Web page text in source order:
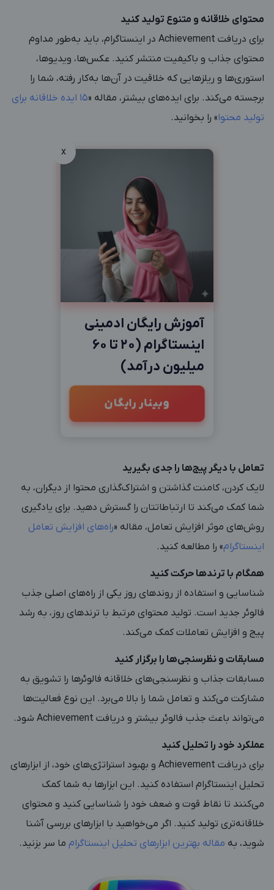
محتوای خلاقانه و متنوع تولید کنید
برای دریافت Achievement در اینستاگرام، باید به‌طور مداوم
محتوای جذاب و باکیفیت منتشر کنید. عکس‌ها، ویدیوها،
استوری‌ها و ریلزهایی که خلاقیت در آن‌ها به‌کار رفته، شما را
برجسته می‌کند. برای ایده‌های بیشتر، مقاله «
۱۵ ایده خلاقانه برای
تولید محتوا» را بخوانید.
x
آموزش رایگان ادمینی
اینستاگرام (20 تا 60
میلیون درآمد)
وبینار رایگان
تعامل با دیگر پیج‌ها را جدی بگیرید
لایک کردن، کامنت گذاشتن و اشتراک‌گذاری محتوا از دیگران، به
شما کمک می‌کند تا ارتباطاتتان را گسترش دهید. برای یادگیری
روش‌های موثر افزایش تعامل، مقاله «راه‌های افزایش تعامل
اینستاگرام» را مطالعه کنید.
همگام با ترندها حرکت کنید
شناسایی و استفاده از روندهای روز یکی از راه‌های اصلی جذب
فالوئر جدید است. تولید محتوای مرتبط با ترندهای روز، به رشد
پیج و افزایش تعاملات کمک می‌کند.
مسابقات و نظرسنجی‌ها را برگزار کنید
مسابقات جذاب و نظرسنجی‌های خلاقانه فالوئرها را تشویق به
مشارکت می‌کند و تعامل شما را بالا می‌برد. این نوع فعالیت‌ها
می‌تواند باعث جذب فالوئر بیشتر و دریافت Achievement شود.
عملکرد خود را تحلیل کنید
برای دریافت Achievement و بهبود استراتژی‌های خود، از ابزارهای
تحلیل اینستاگرام استفاده کنید. این ابزارها به شما کمک
می‌کنند تا نقاط قوت و ضعف خود را شناسایی کنید و محتوای
خلاقانه‌تری تولید کنید. اگر می‌خواهید با ابزارهای بررسی آشنا
شوید، به مقاله بهترین ابزارهای تحلیل اینستاگرام ما سر بزنید.